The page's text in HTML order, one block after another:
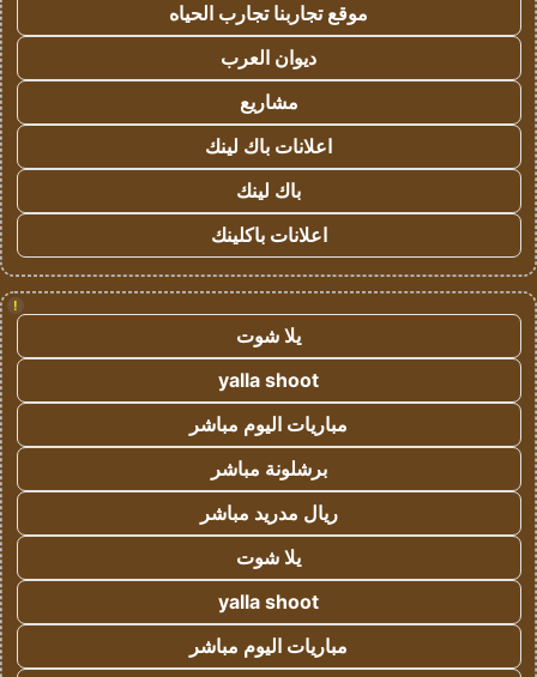
موقع تجاربنا تجارب الحياه
ديوان العرب
مشاريع
اعلانات باك لينك
باك لينك
اعلانات باكلينك
!
يلا شوت
yalla shoot
مباريات اليوم مباشر
برشلونة مباشر
ريال مدريد مباشر
يلا شوت
yalla shoot
مباريات اليوم مباشر